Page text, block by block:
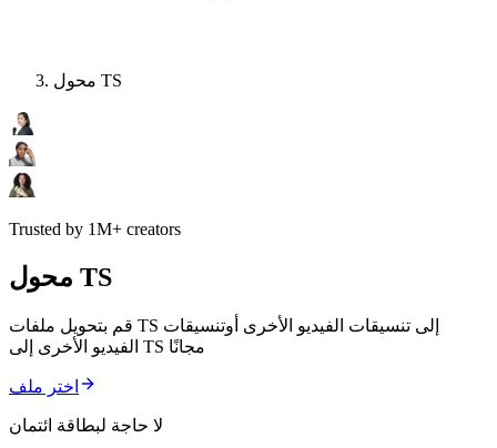
محول TS
Trusted by 1M+ creators
محول TS
قم بتحويل ملفات TS إلى تنسيقات الفيديو الأخرى أوتنسيقات
الفيديو الأخرى إلى TS مجانًا
اختر ملف
لا حاجة لبطاقة ائتمان